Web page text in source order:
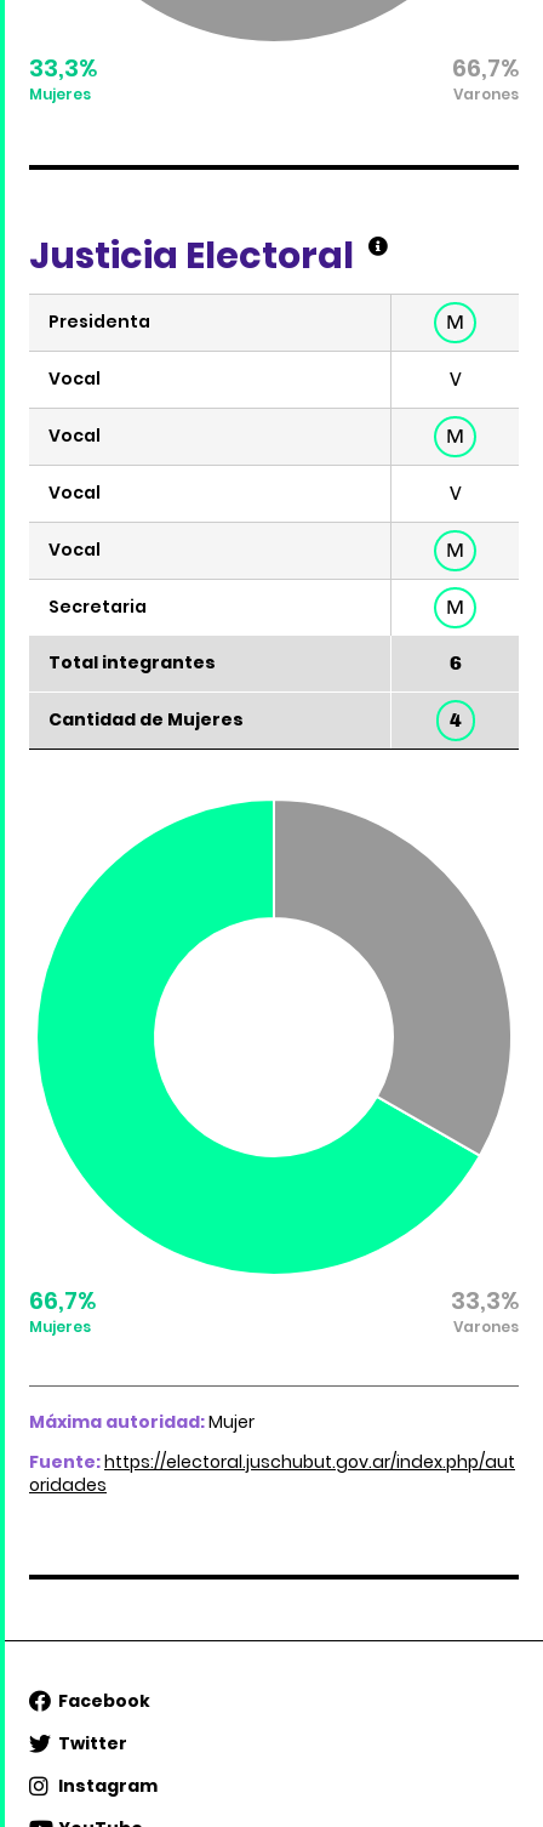
33,3%
Mujeres
66,7%
Varones
Justicia Electoral
Presidenta M
Vocal V
Vocal M
Vocal V
Vocal M
Secretaria M
Total integrantes 6
Cantidad de Mujeres 4
66,7%
Mujeres
33,3%
Varones
Máxima autoridad:Mujer
Fuente:https://electoral.juschubut.gov.ar/index.php/aut
oridades
Facebook
Twitter
Instagram